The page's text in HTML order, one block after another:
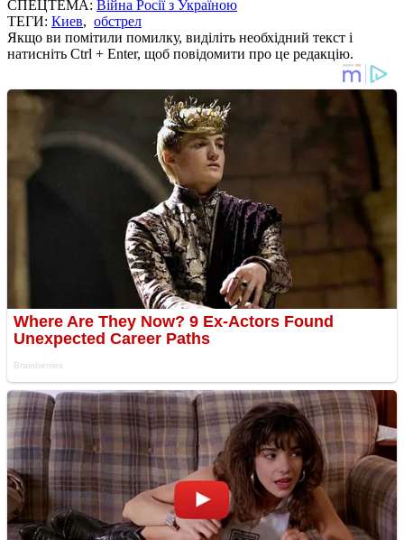
СПЕЦТЕМА: Війна Росії з Україною
ТЕГИ: Киев, обстрел
Якщо ви помітили помилку, виділіть необхідний текст і
натисніть Ctrl + Enter, щоб повідомити про це редакцію.